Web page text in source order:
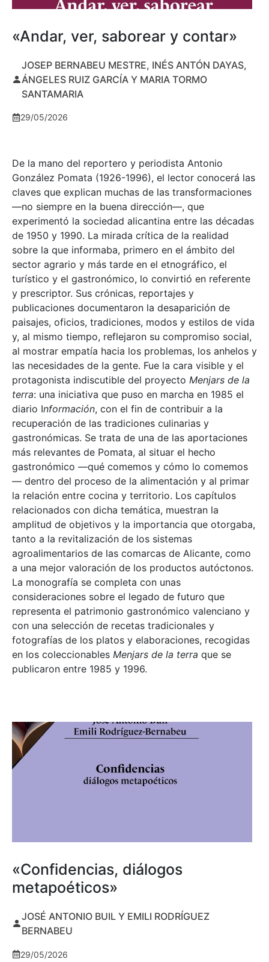
«Andar, ver, saborear y contar»
JOSEP BERNABEU MESTRE, INÉS ANTÓN DAYAS,
ÁNGELES RUIZ GARCÍA Y MARIA TORMO
SANTAMARIA
29/05/2026
De la mano del reportero y periodista Antonio
González Pomata (1926-1996), el lector conocerá las
claves que explican muchas de las transformaciones
—no siempre en la buena dirección—, que
experimentó la sociedad alicantina entre las décadas
de 1950 y 1990. La mirada crítica de la realidad
sobre la que informaba, primero en el ámbito del
sector agrario y más tarde en el etnográfico, el
turístico y el gastronómico, lo convirtió en referente
y prescriptor. Sus crónicas, reportajes y
publicaciones documentaron la desaparición de
paisajes, oficios, tradiciones, modos y estilos de vida
y, al mismo tiempo, reflejaron su compromiso social,
al mostrar empatía hacia los problemas, los anhelos y
las necesidades de la gente. Fue la cara visible y el
protagonista indiscutible del proyecto Menjars de la
terra: una iniciativa que puso en marcha en 1985 el
diario Información, con el fin de contribuir a la
recuperación de las tradiciones culinarias y
gastronómicas. Se trata de una de las aportaciones
más relevantes de Pomata, al situar el hecho
gastronómico —qué comemos y cómo lo comemos
— dentro del proceso de la alimentación y al primar
la relación entre cocina y territorio. Los capítulos
relacionados con dicha temática, muestran la
amplitud de objetivos y la importancia que otorgaba,
tanto a la revitalización de los sistemas
agroalimentarios de las comarcas de Alicante, como
a una mejor valoración de los productos autóctonos.
La monografía se completa con unas
consideraciones sobre el legado de futuro que
representa el patrimonio gastronómico valenciano y
con una selección de recetas tradicionales y
fotografías de los platos y elaboraciones, recogidas
en los coleccionables Menjars de la terra que se
publicaron entre 1985 y 1996.
«Confidencias, diálogos
metapoéticos»
JOSÉ ANTONIO BUIL Y EMILI RODRÍGUEZ
BERNABEU
29/05/2026